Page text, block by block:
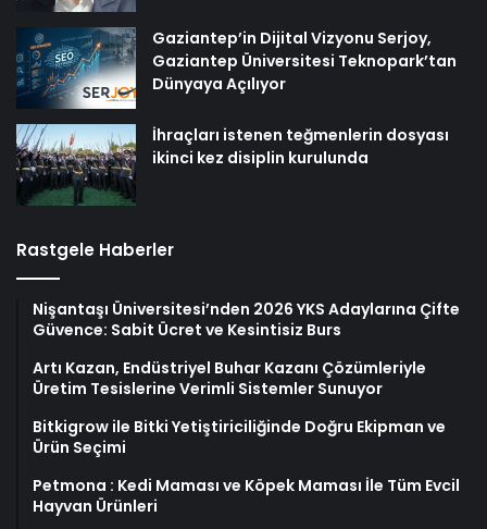
Gaziantep’in Dijital Vizyonu Serjoy,
Gaziantep Üniversitesi Teknopark’tan
Dünyaya Açılıyor
İhraçları istenen teğmenlerin dosyası
ikinci kez disiplin kurulunda
Rastgele Haberler
Nişantaşı Üniversitesi’nden 2026 YKS Adaylarına Çifte
Güvence: Sabit Ücret ve Kesintisiz Burs
Artı Kazan, Endüstriyel Buhar Kazanı Çözümleriyle
Üretim Tesislerine Verimli Sistemler Sunuyor
Bitkigrow ile Bitki Yetiştiriciliğinde Doğru Ekipman ve
Ürün Seçimi
Petmona : Kedi Maması ve Köpek Maması İle Tüm Evcil
Hayvan Ürünleri